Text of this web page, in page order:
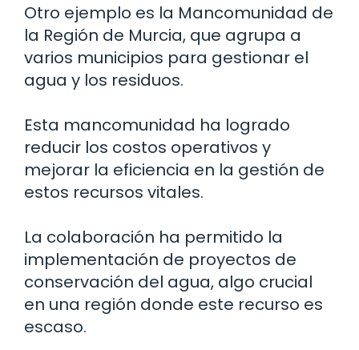
Otro ejemplo es la Mancomunidad de
la Región de Murcia, que agrupa a
varios municipios para gestionar el
agua y los residuos.
Esta mancomunidad ha logrado
reducir los costos operativos y
mejorar la eficiencia en la gestión de
estos recursos vitales.
La colaboración ha permitido la
implementación de proyectos de
conservación del agua, algo crucial
en una región donde este recurso es
escaso.